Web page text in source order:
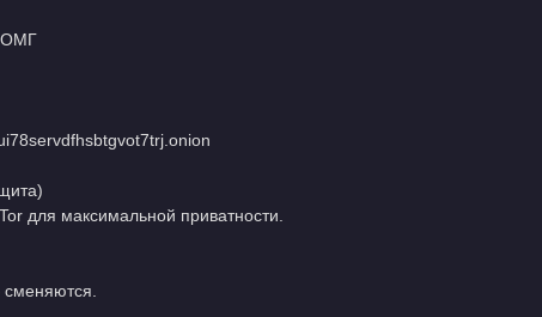
ОМГ
для максимальной приватности.